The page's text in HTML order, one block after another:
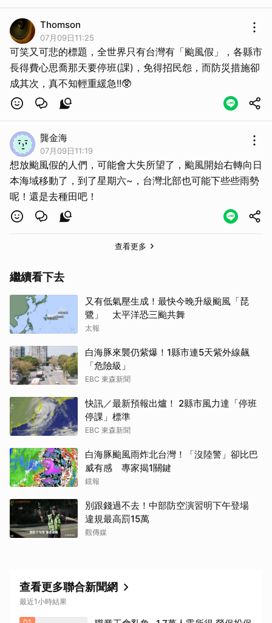
Thomson
07月09日11:25
可笑又可悲的標題，全世界只有台灣有「颱風假」，各縣市
長得費心思喬那天要停班(課)，免得招民怨，而防災措施卻
成其次，真不知輕重緩急!!🥸
龔金海
07月09日11:19
想放颱風假的人們，可能會大失所望了，颱風開始右轉向日
本海域移動了，到了星期六~，台灣北部也可能下些些雨勢
呢！還是去種田吧！
查看更多
繼續看下去
又有低氣壓生成！最快今晚升級颱風「琵
鷺」 太平洋恐三颱共舞
太報
白海豚來襲仍紫爆！1縣市連5天紫外線飆
「危險級」
EBC 東森新聞
快訊／最新預報出爐！ 2縣市風力達「停班
停課」標準
EBC 東森新聞
白海豚颱風雨炸北台灣！「沒陸警」卻比巴
威有感 專家揭1關鍵
鏡報
別跟錢過不去！中部防空演習明下午登場
違規最高罰15萬
觀傳媒
查看更多聯合新聞網
最近1小時結果